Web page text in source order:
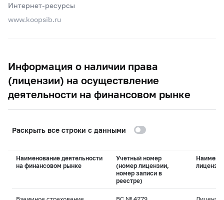
Интернет-ресурсы
www.koopsib.ru
Информация о наличии права
(лицензии) на осуществление
деятельности на финансовом рынке
Раскрыть все строки с данными
Наименование деятельности
на финансовом рынке
Учетный номер
(номер лицензии,
номер записи в
реестре)
лицензии